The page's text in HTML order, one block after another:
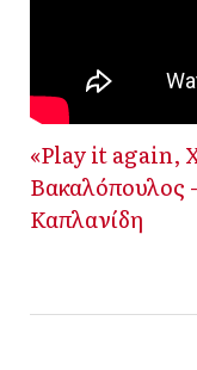
«Play it again,
Βακαλόπουλος
Καπλανίδη